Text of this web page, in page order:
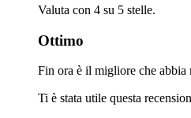
Valuta con 4 su 5 stelle.
Ottimo
Fin ora è il migliore che abbia
Ti è stata utile questa